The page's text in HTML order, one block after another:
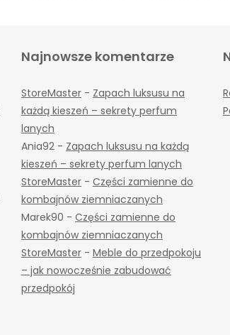
Najnowsze komentarze
StoreMaster - Zapach luksusu na
każdą kieszeń – sekrety perfum
lanych
Ania92 - Zapach luksusu na każdą
kieszeń – sekrety perfum lanych
StoreMaster - Części zamienne do
kombajnów ziemniaczanych
Marek90 - Części zamienne do
kombajnów ziemniaczanych
StoreMaster - Meble do przedpokoju
– jak nowocześnie zabudować
przedpokój